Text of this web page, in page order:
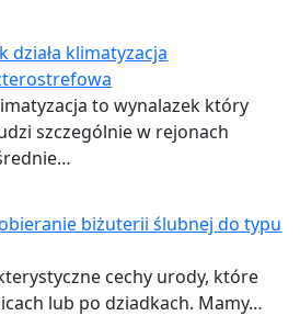
działa klimatyzacja
to wynalazek który
szczególnie w rejonach
biżuterii ślubnej do typu
cechy urody, które
lub po dziadkach. Mamy…